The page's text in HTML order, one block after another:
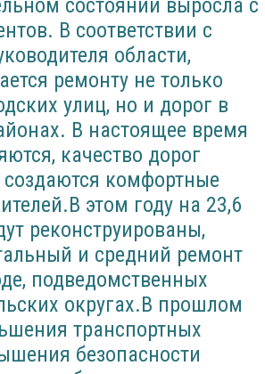
состоянии выросла с
В соответствии с
области,
ремонту не только
улиц, но и дорог в
В настоящее время
качество дорог
комфортные
этом году на 23,6
реконструированы,
и средний ремонт
подведомственных
округах.В прошлом
транспортных
безопасности